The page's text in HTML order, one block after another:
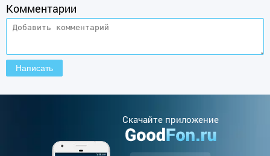
Комментарии
Cкачайте приложение